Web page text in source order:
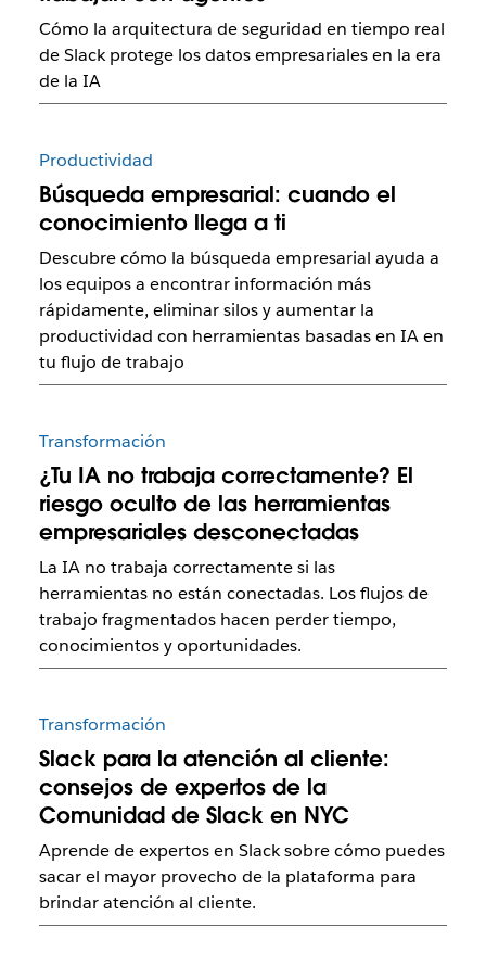
Cómo la arquitectura de seguridad en tiempo real
de Slack protege los datos empresariales en la era
de la IA
Productividad
Búsqueda empresarial: cuando el
conocimiento llega a ti
Descubre cómo la búsqueda empresarial ayuda a
los equipos a encontrar información más
rápidamente, eliminar silos y aumentar la
productividad con herramientas basadas en IA en
tu flujo de trabajo
Transformación
¿Tu IA no trabaja correctamente? El
riesgo oculto de las herramientas
empresariales desconectadas
La IA no trabaja correctamente si las
herramientas no están conectadas. Los flujos de
trabajo fragmentados hacen perder tiempo,
conocimientos y oportunidades.
Transformación
Slack para la atención al cliente:
consejos de expertos de la
Comunidad de Slack en NYC
Aprende de expertos en Slack sobre cómo puedes
sacar el mayor provecho de la plataforma para
brindar atención al cliente.